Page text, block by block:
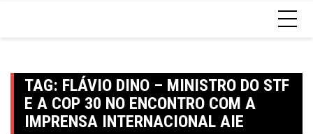
TAG: FLÁVIO DINO – MINISTRO DO STF
E A COP 30 NO ENCONTRO COM A
IMPRENSA INTERNACIONAL AIE